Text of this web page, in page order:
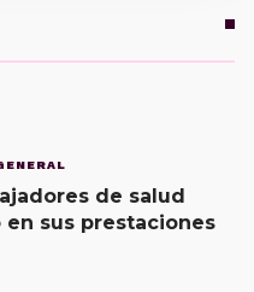
de salud
sus prestaciones